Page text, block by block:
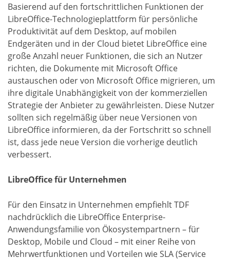
Basierend auf den fortschrittlichen Funktionen der
LibreOffice-Technologieplattform für persönliche
Produktivität auf dem Desktop, auf mobilen
Endgeräten und in der Cloud bietet LibreOffice eine
große Anzahl neuer Funktionen, die sich an Nutzer
richten, die Dokumente mit Microsoft Office
austauschen oder von Microsoft Office migrieren, um
ihre digitale Unabhängigkeit von der kommerziellen
Strategie der Anbieter zu gewährleisten. Diese Nutzer
sollten sich regelmäßig über neue Versionen von
LibreOffice informieren, da der Fortschritt so schnell
ist, dass jede neue Version die vorherige deutlich
verbessert.
LibreOffice für Unternehmen
Für den Einsatz in Unternehmen empfiehlt TDF
nachdrücklich die LibreOffice Enterprise-
Anwendungsfamilie von Ökosystempartnern – für
Desktop, Mobile und Cloud – mit einer Reihe von
Mehrwertfunktionen und Vorteilen wie SLA (Service